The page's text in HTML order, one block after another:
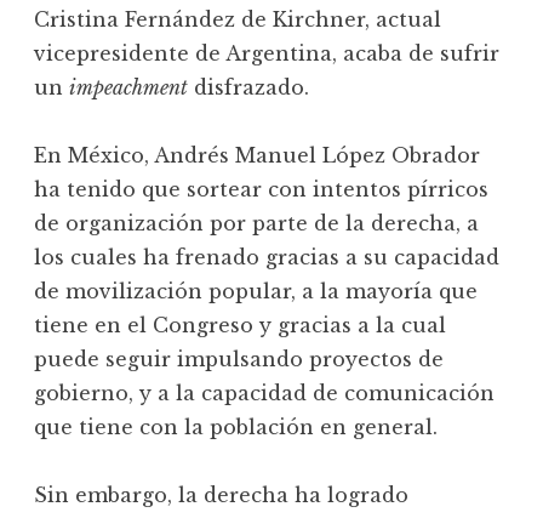
Cristina Fernández de Kirchner, actual
vicepresidente de Argentina, acaba de sufrir
un impeachment disfrazado.
En México, Andrés Manuel López Obrador
ha tenido que sortear con intentos pírricos
de organización por parte de la derecha, a
los cuales ha frenado gracias a su capacidad
de movilización popular, a la mayoría que
tiene en el Congreso y gracias a la cual
puede seguir impulsando proyectos de
gobierno, y a la capacidad de comunicación
que tiene con la población en general.
Sin embargo, la derecha ha logrado